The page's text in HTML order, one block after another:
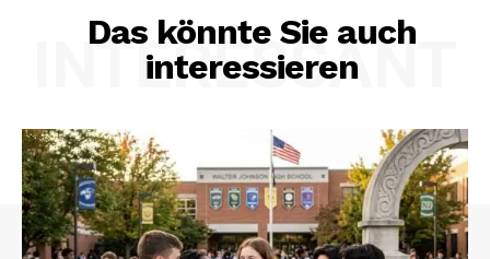
Das könnte Sie auch
interessieren
INTERESSANT